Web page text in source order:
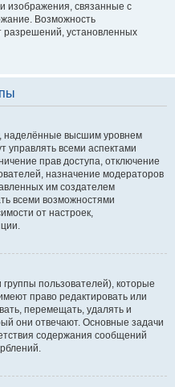
изображения, связанные с
Возможность
разрешений, установленных
наделённые высшим уровнем
управлять всеми аспектами
прав доступа, отключение
назначение модераторов
им создателем
всеми возможностями
от настроек,
пользователей), которые
право редактировать или
перемещать, удалять и
они отвечают. Основные задачи
содержания сообщений